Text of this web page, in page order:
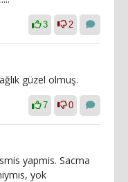
3 2
güzel olmuş.
7 0
yapmis. Sacma
yok